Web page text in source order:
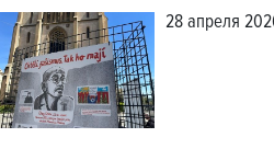
28 апреля